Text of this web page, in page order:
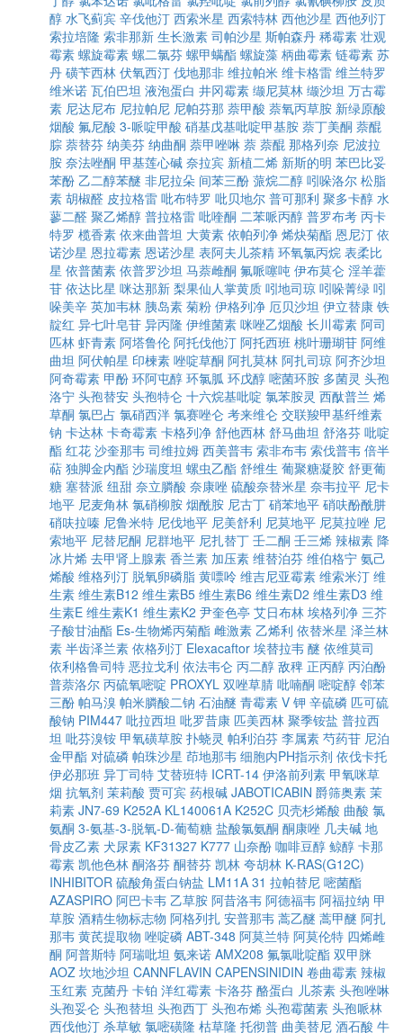
醇 水飞蓟宾 辛伐他汀 西索米星 西索特林 西他沙星 西他列汀
索拉培隆 索非那新 生长激素 司帕沙星 斯帕森丹 稀霉素 壮观
霉素 螺旋霉素 螺二氯芬 螺甲螨酯 螺旋藻 柄曲霉素 链霉素 苏
丹 磺苄西林 伏氧西汀 伐地那非 维拉帕米 维卡格雷 维兰特罗
维米诺 瓦伯巴坦 液泡蛋白 井冈霉素 缬尼莫林 缬沙坦 万古霉
素 尼达尼布 尼拉帕尼 尼帕芬那 萘甲酸 萘氧丙草胺 新绿原酸
烟酸 氟尼酸 3-哌啶甲酸 硝基戊基吡啶甲基胺 萘丁美酮 萘醌
腙 萘替芬 纳美芬 纳曲酮 萘甲唑啉 萘 萘醌 那格列奈 尼波拉
胺 奈法唑酮 甲基莲心碱 奈拉宾 新植二烯 新斯的明 苯巴比妥
苯酚 乙二醇苯醚 非尼拉朵 间苯三酚 蒎烷二醇 吲哚洛尔 松脂
素 胡椒醛 皮拉格雷 吡布特罗 吡贝地尔 普可那利 聚多卡醇 水
蓼二醛 聚乙烯醇 普拉格雷 吡喹酮 二苯哌丙醇 普罗布考 丙卡
特罗 榄香素 依来曲普坦 大黄素 依帕列净 烯炔菊酯 恩尼汀 依
诺沙星 恩拉霉素 恩诺沙星 表阿夫儿茶精 环氧氯丙烷 表柔比
星 依普菌素 依普罗沙坦 马萘雌酮 氟哌噻吨 伊布莫仑 淫羊藿
苷 依达比星 咪达那新 梨果仙人掌黄质 吲地司琼 吲哚菁绿 吲
哚美辛 英加韦林 胰岛素 菊粉 伊格列净 厄贝沙坦 伊立替康 铁
靛红 异七叶皂苷 异丙隆 伊维菌素 咪唑乙烟酸 长川霉素 阿司
匹林 虾青素 阿塔鲁伦 阿托伐他汀 阿托西班 桃叶珊瑚苷 阿维
曲坦 阿伏帕星 印楝素 唑啶草酮 阿扎莫林 阿扎司琼 阿齐沙坦
阿奇霉素 甲酚 环阿屯醇 环氯胍 环戊醇 嘧菌环胺 多菌灵 头孢
洛宁 头孢替安 头孢特仑 十六烷基吡啶 氯苯胺灵 西酞普兰 烯
草酮 氯巴占 氯硝西泮 氯赛唑仑 考来维仑 交联羧甲基纤维素
钠 卡达林 卡奇霉素 卡格列净 舒他西林 舒马曲坦 舒洛芬 吡啶
酯 红花 沙奎那韦 司维拉姆 西美普韦 索非布韦 索伐普韦 倍半
萜 独脚金内酯 沙瑞度坦 螺虫乙酯 舒维生 葡聚糖凝胶 舒更葡
糖 塞替派 纽甜 奈立膦酸 奈康唑 硫酸奈替米星 奈韦拉平 尼卡
地平 尼麦角林 氯硝柳胺 烟酰胺 尼古丁 硝苯地平 硝呋酚酰肼
硝呋拉嗪 尼鲁米特 尼伐地平 尼美舒利 尼莫地平 尼莫拉唑 尼
索地平 尼替尼酮 尼群地平 尼扎替丁 壬二酮 壬三烯 辣椒素 降
冰片烯 去甲肾上腺素 香兰素 加压素 维替泊芬 维伯格宁 氨己
烯酸 维格列汀 脱氧卵磷脂 黄嘌呤 维吉尼亚霉素 维索米汀 维
生素 维生素B12 维生素B5 维生素B6 维生素D2 维生素D3 维
生素E 维生素K1 维生素K2 尹奎色亭 艾日布林 埃格列净 三芥
子酸甘油酯 Es-生物烯丙菊酯 雌激素 乙烯利 依替米星 泽兰林
素 半齿泽兰素 依格列汀 Elexacaftor 埃替拉韦 醚 依维莫司
依利格鲁司特 恶拉戈利 依法韦仑 丙二醇 敌稗 正丙醇 丙泊酚
普萘洛尔 丙硫氧嘧啶 PROXYL 双唑草腈 吡喃酮 嘧啶醇 邻苯
三酚 帕马溴 帕米膦酸二钠 石油醚 青霉素 V 钾 辛硫磷 匹可硫
酸钠 PIM447 吡拉西坦 吡罗昔康 匹美西林 聚季铵盐 普拉西
坦 吡芬溴铵 甲氧磺草胺 扑蛲灵 帕利泊芬 李属素 芍药苷 尼泊
金甲酯 对硫磷 帕珠沙星 茚地那韦 细胞内PH指示剂 依伐卡托
伊必那班 异丁司特 艾替班特 ICRT-14 伊洛前列素 甲氧咪草
烟 抗氧剂 茉莉酸 贾可宾 药根碱 JABOTICABIN 爵筛奥素 茉
莉素 JN7-69 K252A KL140061A K252C 贝壳杉烯酸 曲酸 氯
氨酮 3-氨基-3-脱氧-D-葡萄糖 盐酸氯氨酮 酮康唑 几夫碱 地
骨皮乙素 犬尿素 KF31327 K777 山奈酚 咖啡豆醇 鲸醇 卡那
霉素 凯他色林 酮洛芬 酮替芬 凯林 夸胡林 K-RAS(G12C)
INHIBITOR 硫酸角蛋白钠盐 LM11A 31 拉帕替尼 嘧菌酯
AZASPIRO 阿巴卡韦 乙草胺 阿昔洛韦 阿德福韦 阿福拉纳 甲
草胺 酒精生物标志物 阿格列扎 安普那韦 蒿乙醚 蒿甲醚 阿扎
那韦 黄芪提取物 唑啶磷 ABT-348 阿莫兰特 阿莫伦特 四烯雌
酮 阿普斯特 阿瑞吡坦 氨来诺 AMX208 氟氯吡啶酯 双甲脒
AOZ 坎地沙坦 CANNFLAVIN CAPENSINIDIN 卷曲霉素 辣椒
玉红素 克菌丹 卡铂 洋红霉素 卡洛芬 酪蛋白 儿茶素 头孢唑啉
头孢妥仑 头孢替坦 头孢西丁 头孢布烯 头孢霉菌素 头孢哌林
西伐他汀 杀草敏 氯嘧磺隆 枯草隆 托彻普 曲美替尼 酒石酸 牛